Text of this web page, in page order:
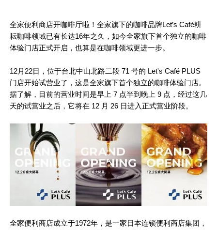
全家便利商店开咖啡厅啦！全家旗下的咖啡品牌Let’s Café耕
耘咖啡领域已有长达16年之久，如今全家旗下首个独立的咖啡
体验门店正式开启，也算是在咖啡领域更进一步。
12月22日，位于台北中山北路二段 71 号的 Let's Café PLUS
门店开始试营业了，这是全家旗下首个独立的咖啡体验门店。
据了解，目前的营业时间是早上 7 点半到晚上 9 点，经过这几
天的试营业之后，它将在 12 月 26 日进入正式营业阶段。
全家便利商店成立于1972年，是一家日本连锁便利商店集团，